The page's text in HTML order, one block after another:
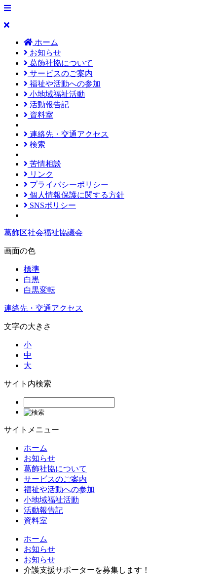
ホーム
お知らせ
葛飾社協について
サービスのご案内
福祉や活動への参加
小地域福祉活動
活動報告記
資料室
連絡先・交通アクセス
検索
苦情相談
リンク
プライバシーポリシー
個人情報保護に関する方針
SNSポリシー
葛飾区社会福祉協議会
画面の色
標準
白黒
白黒変転
連絡先・交通アクセス
文字の大きさ
小
中
大
サイト内検索
サイトメニュー
ホーム
お知らせ
葛飾社協について
サービスのご案内
福祉や活動への参加
小地域福祉活動
活動報告記
資料室
ホーム
お知らせ
お知らせ
介護支援サポーターを募集します！